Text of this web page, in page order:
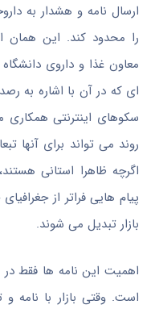
ارسال نامه و هشدار به
را محدود کند. این همان
معاون غذا و داروی
ای که در آن با اشاره به
سکوهای اینترنتی
روند می تواند برای آنها
اگرچه ظاهرا استانی
پیام هایی فراتر از
بازار تبدیل می شوند.
اهمیت این نامه ها فقط در
است. وقتی بازار با نامه